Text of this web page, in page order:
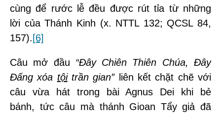
cùng để rước lễ đều được rút tỉa từ những
lời của Thánh Kinh (x. NTTL 132; QCSL 84,
157). [6]
Câu mở đầu “Đây Chiên Thiên Chúa, Đây
Đấng xóa tộitrần gian”liên kết chặt chẽ với
câu vừa hát trong bài Agnus Dei khi bẻ
bánh, tức câu mà thánh Gioan Tẩy giả đã